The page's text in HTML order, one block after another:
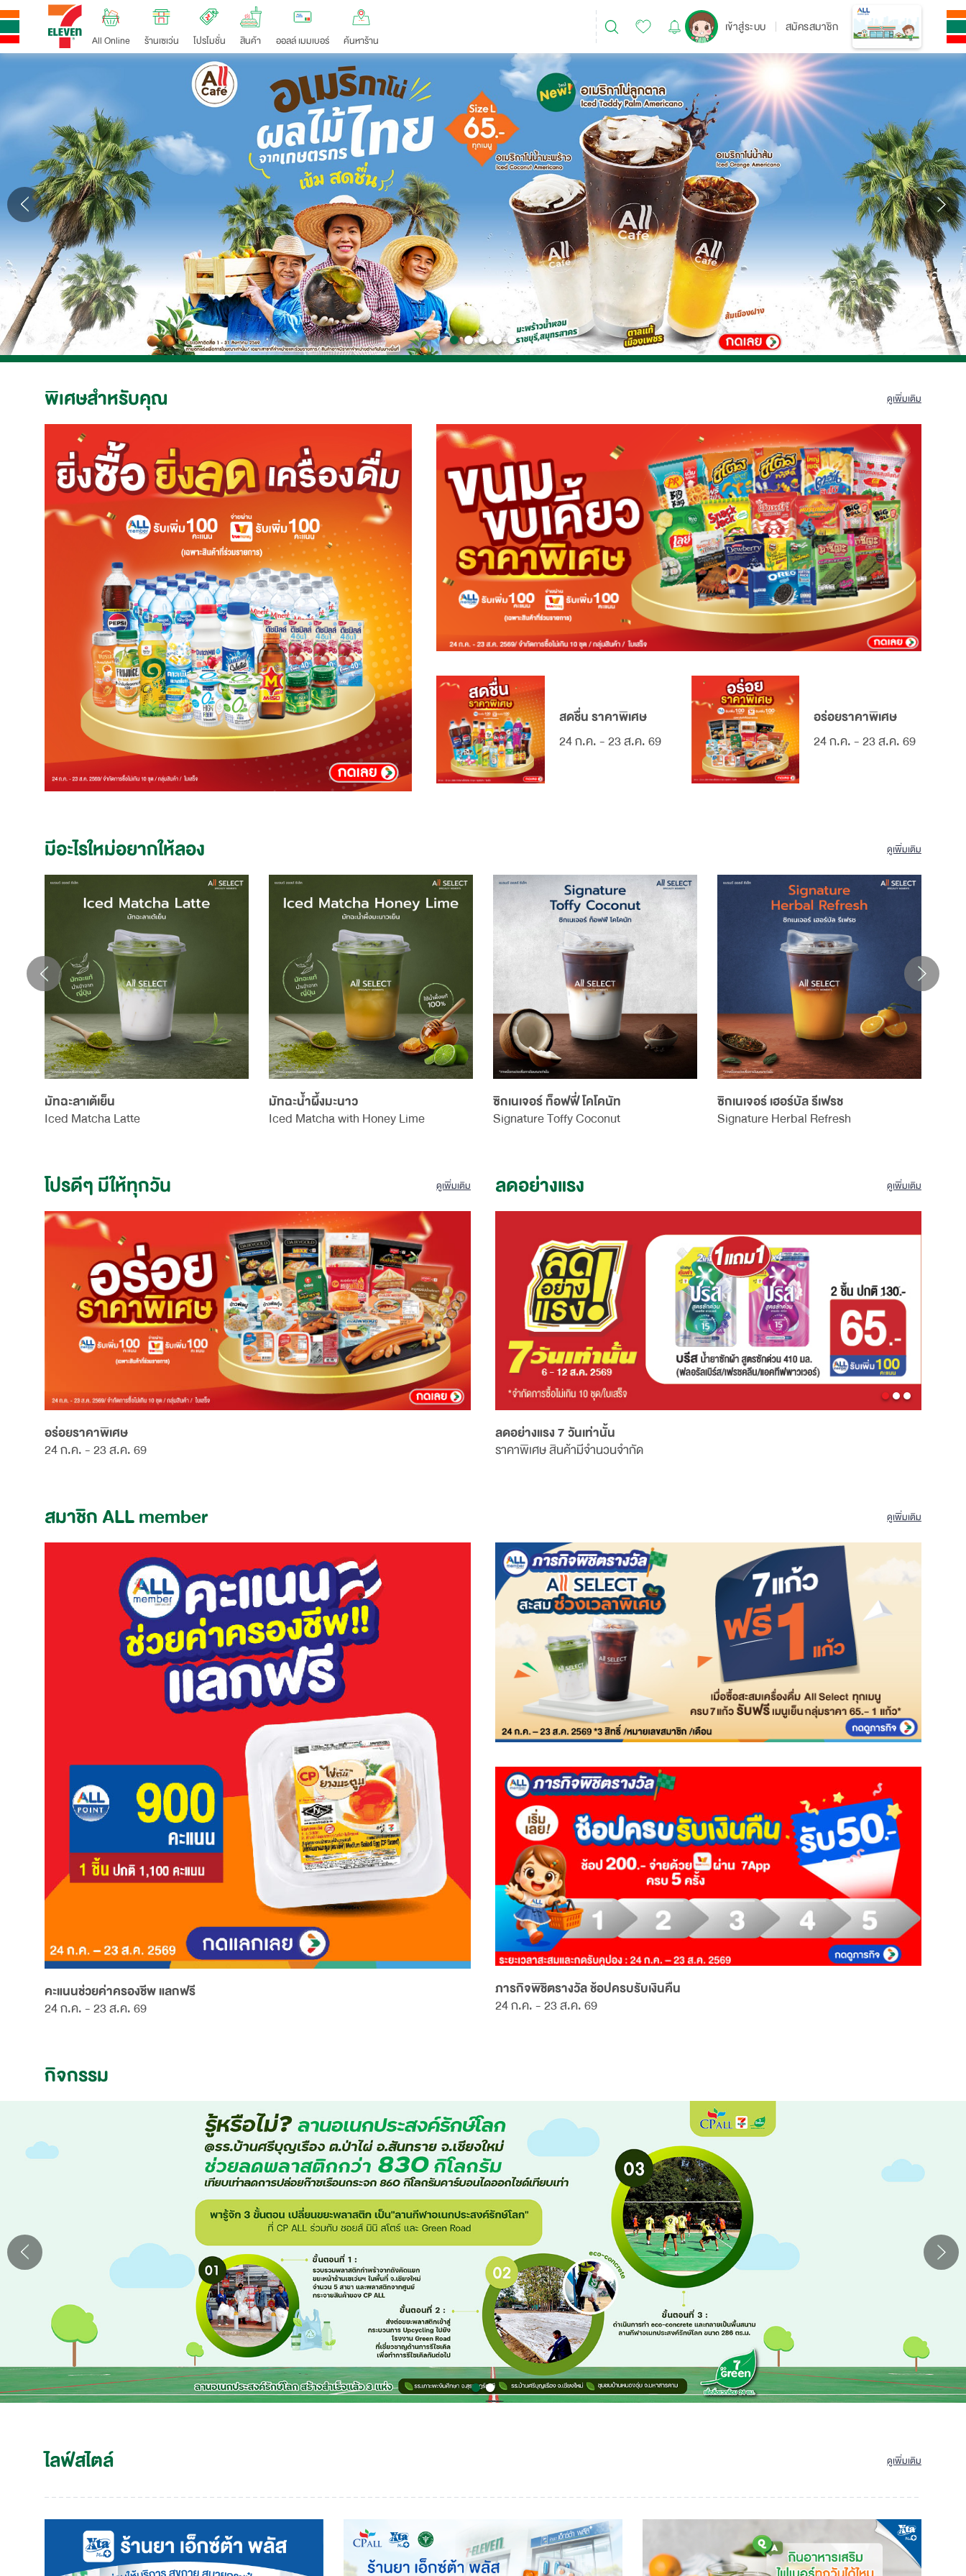
เข้าสู่ระบบ สมัครสมาชิก
All Online ร้านเซเว่น โปรโมชั่น สินค้า ออลล์ เมมเบอร์ ค้นหาร้าน
พิเศษสำหรับคุณ ดูเพิ่มเติม
สดชื่น ราคาพิเศษ
24 ก.ค. - 23 ส.ค. 69
อร่อยราคาพิเศษ
24 ก.ค. - 23 ส.ค. 69
มีอะไรใหม่อยากให้ลอง ดูเพิ่มเติม
มัทฉะลาเต้เย็น
Iced Matcha Latte
มัทฉะน้ำผึ้งมะนาว
Iced Matcha with Honey Lime
ซิกเนเจอร์ ท็อฟฟี่ โคโคนัท
Signature Toffy Coconut
ซิกเนเจอร์ เฮอร์บัล รีเฟรช
Signature Herbal Refresh
โปรดีๆ มีให้ทุกวัน ดูเพิ่มเติม
อร่อยราคาพิเศษ
24 ก.ค. - 23 ส.ค. 69
ลดอย่างแรง ดูเพิ่มเติม
ลดอย่างแรง 7 วันเท่านั้น
ราคาพิเศษ สินค้ามีจำนวนจำกัด
สมาชิก ALL member ดูเพิ่มเติม
คะแนนช่วยค่าครองชีพ แลกฟรี
24 ก.ค. - 23 ส.ค. 69
ภารกิจพิชิตรางวัล ช้อปครบรับเงินคืน
24 ก.ค. - 23 ส.ค. 69
กิจกรรม
ไลฟ์สไตล์ ดูเพิ่มเติม